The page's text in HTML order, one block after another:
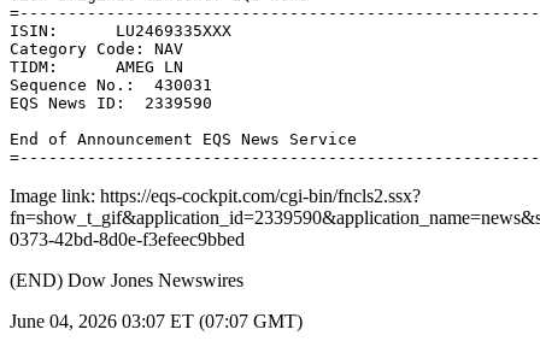
ISIN:      LU2469335XXX
Category Code: NAV
TIDM:      AMEG LN
Sequence No.:  430031
EQS News ID:  2339590
End of Announcement EQS News Service
Image link: https://eqs-cockpit.com/cgi-bin/fncls2.ssx?
0373-42bd-8d0e-f3efeec9bbed
(END) Dow Jones Newswires
June 04, 2026 03:07 ET (07:07 GMT)